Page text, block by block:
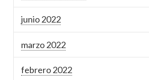
junio 2022
marzo 2022
febrero 2022